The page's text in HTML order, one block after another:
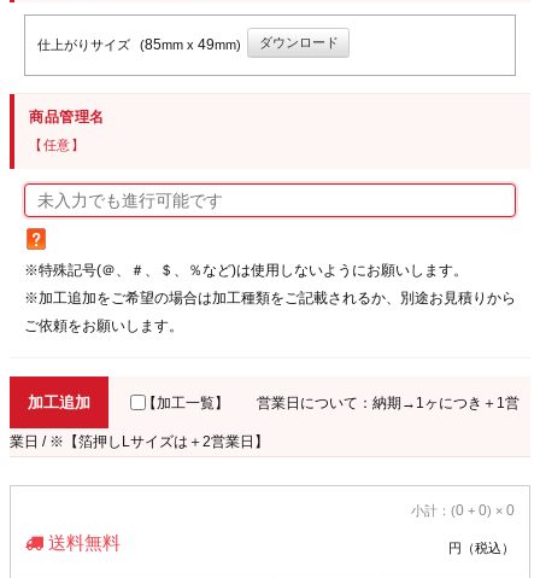
仕上がりサイズ (85mm x 49mm) ダウンロード
商品管理名
【任意】
※特殊記号(＠、＃、＄、％など)は使用しないようにお願いします。
※加工追加をご希望の場合は加工種類をご記載されるか、別途お見積りから
ご依頼をお願いします。
加工追加 【加工一覧】 営業日について：納期→1ヶにつき＋1営
業日 / ※【箔押しLサイズは＋2営業日】
小計：(0 + 0) × 0
送料無料 円（税込）